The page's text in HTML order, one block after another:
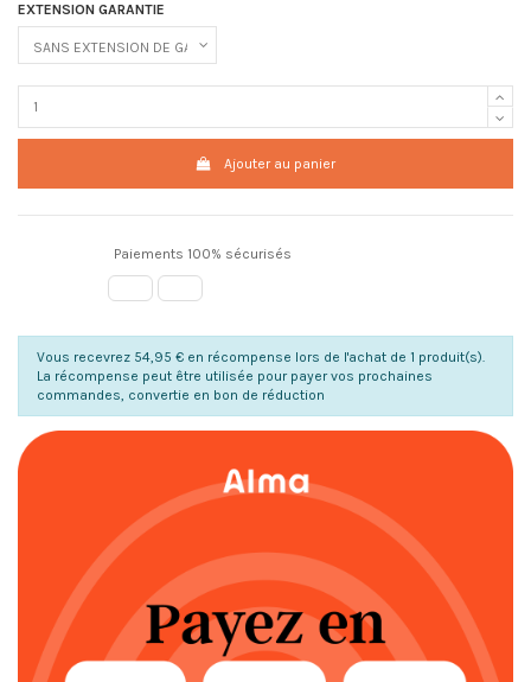
EXTENSION GARANTIE
Ajouter au panier
Paiements 100% sécurisés
Vous recevrez 54,95 € en récompense lors de l'achat de 1 produit(s).
La récompense peut être utilisée pour payer vos prochaines
commandes, convertie en bon de réduction